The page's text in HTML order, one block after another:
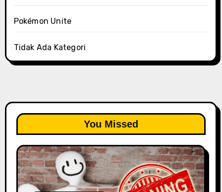
Pokémon Unite
Tidak Ada Kategori
You Missed